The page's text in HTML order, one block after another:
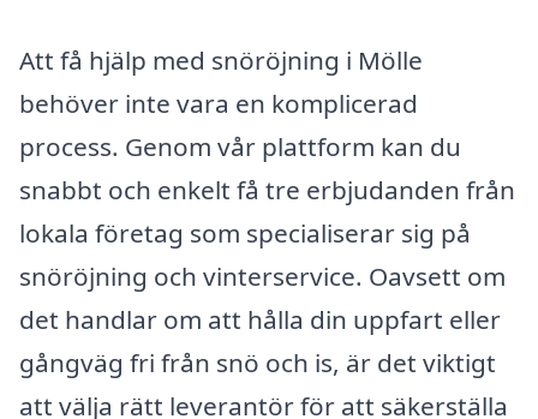
Att få hjälp med snöröjning i Mölle
behöver inte vara en komplicerad
process. Genom vår plattform kan du
snabbt och enkelt få tre erbjudanden från
lokala företag som specialiserar sig på
snöröjning och vinterservice. Oavsett om
det handlar om att hålla din uppfart eller
gångväg fri från snö och is, är det viktigt
att välja rätt leverantör för att säkerställa